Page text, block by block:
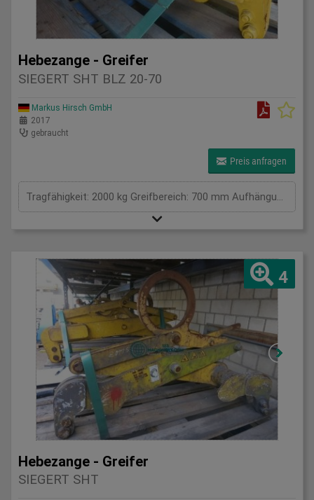
Hebezange - Greifer
SIEGERT SHT BLZ 20-70
Markus Hirsch GmbH
2017
gebraucht
Preis anfragen
Tragfähigkeit: 2000 kg Greifbereich: 700 mm Aufhängung / Größe BxL: . 0 Eigengewicht: 60 kg Tragkraft: 2 t Spannweite: . mm Gesamtleistungsbedarf: . kW Maschinengewicht ca.: . t Raumbedarf ca.: . m
4
Hebezange - Greifer
SIEGERT SHT